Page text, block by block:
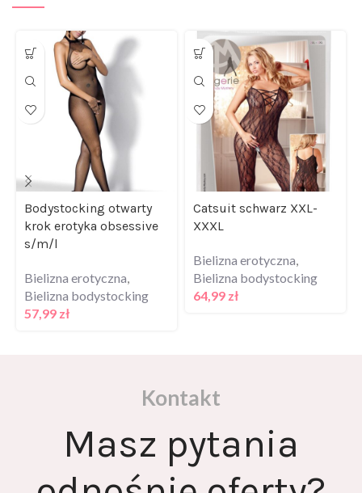
Bodystocking otwarty
krok erotyka obsessive
s/m/l
Bielizna erotyczna
Bielizna bodystocking
57,99 zł
Catsuit schwarz XXL-
XXXL
Bielizna erotyczna
Bielizna bodystocking
64,99 zł
Kontakt
Masz pytania